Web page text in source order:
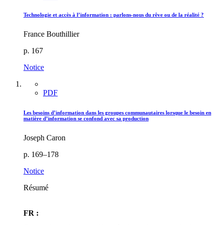
Technologie et accès à l’information : parlons-nous du rêve ou de la réalité ?
France Bouthillier
p. 167
Notice
PDF
Les besoins d’information dans les groupes communautaires lorsque le besoin en
matière d’information se confond avec sa production
Joseph Caron
p. 169–178
Notice
Résumé
FR :